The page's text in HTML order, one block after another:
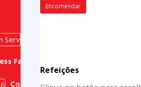
Encomendar
Refeições
Fair
Commencement 2026